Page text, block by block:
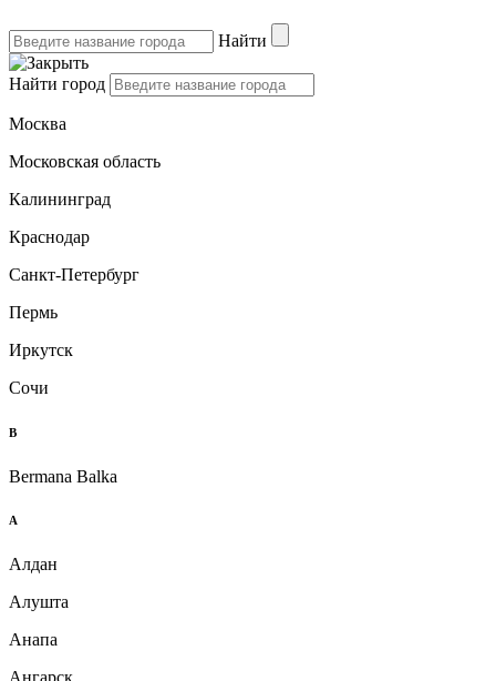
Найти
Найти город
Москва
Московская область
Калининград
Краснодар
Санкт-Петербург
Пермь
Иркутск
Сочи
B
Bermana Balka
А
Алдан
Алушта
Анапа